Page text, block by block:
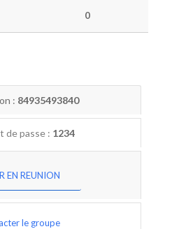
0
: 84935493840
de passe : 1234
EN REUNION
le groupe